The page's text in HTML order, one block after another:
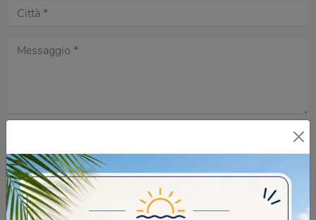
DOMANDA DI SICUREZZA
Scrivere la parola "Fragole" al singolare